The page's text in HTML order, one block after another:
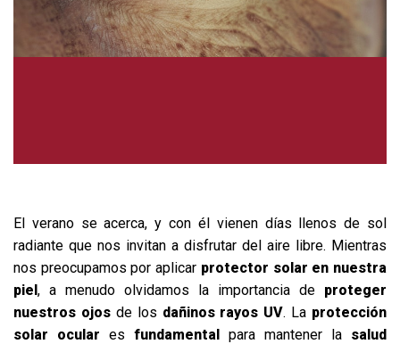
El verano se acerca, y con él vienen días llenos de sol
radiante que nos invitan a disfrutar del aire libre. Mientras
nos preocupamos por aplicar protector solar en nuestra
piel, a menudo olvidamos la importancia de proteger
nuestros ojosde los dañinos rayos UV. La protección
solar ocular es fundamental para mantener la salud